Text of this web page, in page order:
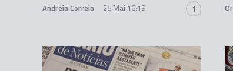
Andreia Correia 25 Mai 16:19 1